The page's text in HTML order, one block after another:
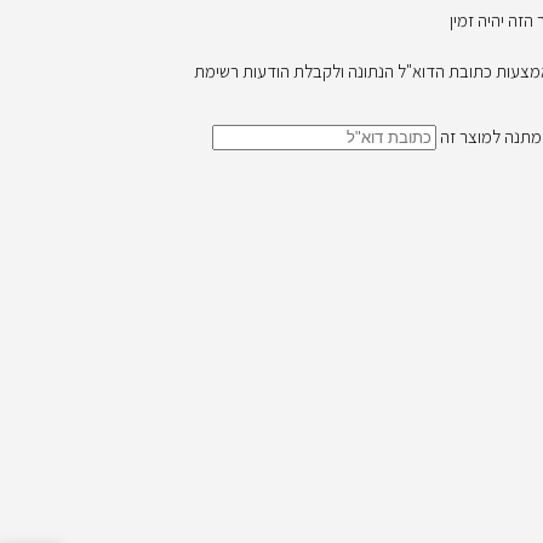
יהיה זמין
כתובת הדוא"ל הנתונה ולקבלת הודעות רשימת
למוצר זה